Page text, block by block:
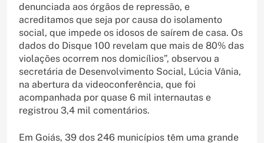
denunciada aos órgãos de repressão, e
acreditamos que seja por causa do isolamento
social, que impede os idosos de saírem de casa. Os
dados do Disque 100 revelam que mais de 80% das
violações ocorrem nos domicílios”, observou a
secretária de Desenvolvimento Social, Lúcia Vânia,
na abertura da videoconferência, que foi
acompanhada por quase 6 mil internautas e
registrou 3,4 mil comentários.
Em Goiás, 39 dos 246 municípios têm uma grande